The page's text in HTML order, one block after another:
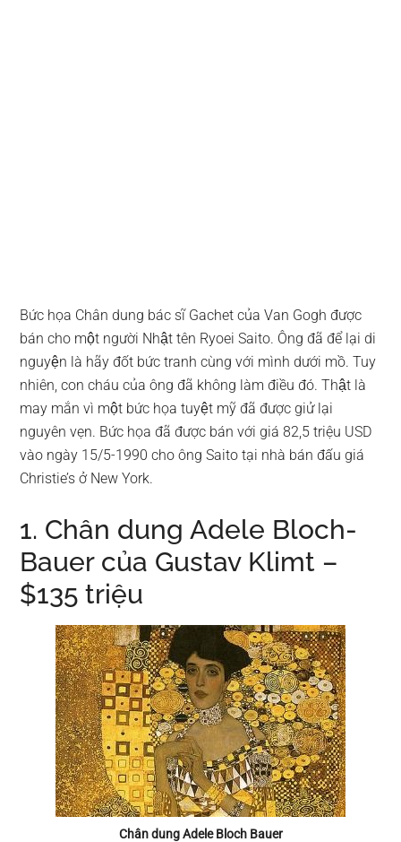
Bức họa Chân dung bác sĩ Gachet của Van Gogh được
bán cho một người Nhật tên Ryoei Saito. Ông đã để lại di
nguyện là hãy đốt bức tranh cùng với mình dưới mồ. Tuy
nhiên, con cháu của ông đã không làm điều đó. Thật là
may mắn vì một bức họa tuyệt mỹ đã được giử lại
nguyên vẹn. Bức họa đã được bán với giá 82,5 triệu USD
vào ngày 15/5-1990 cho ông Saito tại nhà bán đấu giá
Christie’s ở New York.
1. Chân dung Adele Bloch-
Bauer của Gustav Klimt –
$135 triệu
Chân dung Adele Bloch Bauer